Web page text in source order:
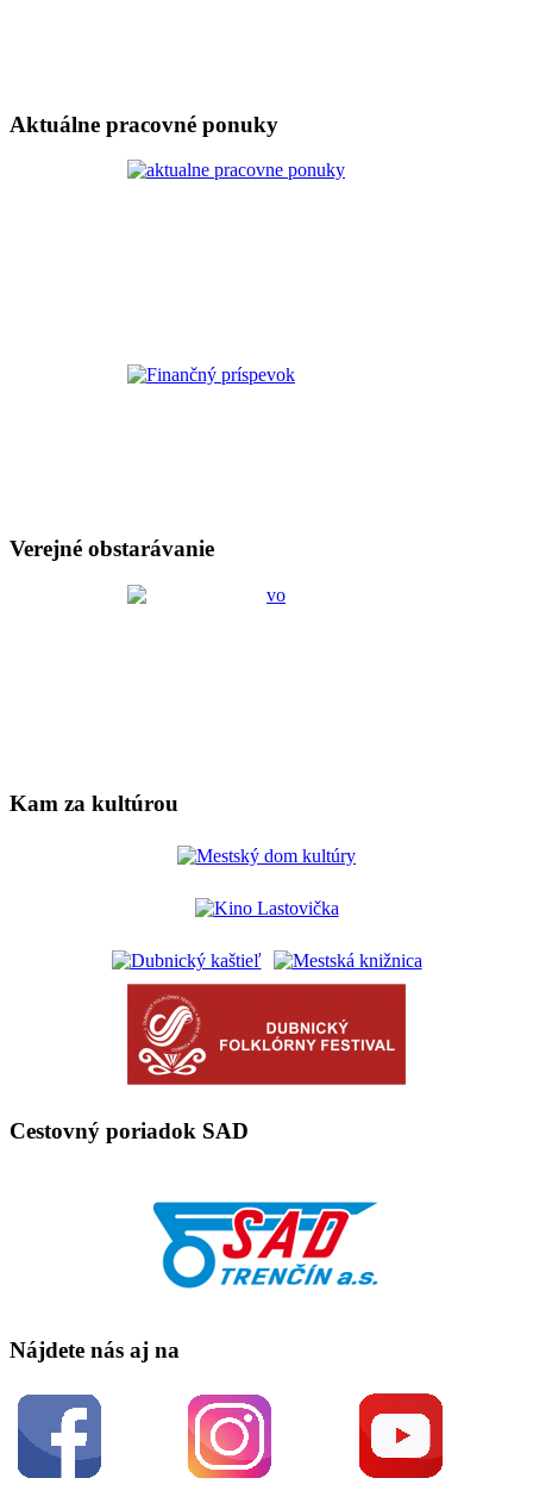
Aktuálne pracovné ponuky
Verejné obstarávanie
Kam za kultúrou
Cestovný poriadok SAD
Nájdete nás aj na